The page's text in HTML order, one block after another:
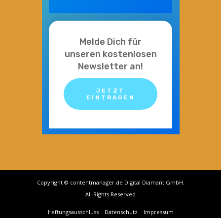
Melde Dich für
unseren kostenlosen
Newsletter an!
JETZT
EINTRAGEN
Copyright © contentmanager.de Digital Diamant GmbH.
All Rights Reserved
Haftungsausschluss Datenschutz Impressum